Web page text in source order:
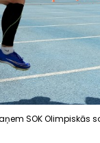
SOK Olimpiskās